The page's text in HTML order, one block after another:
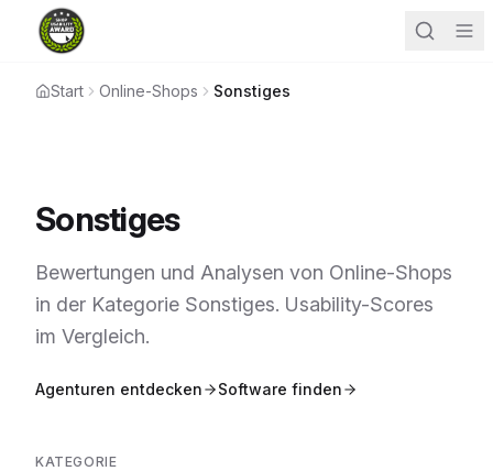
Start Online-Shops Sonstiges
Sonstiges
Bewertungen und Analysen von Online-Shops
in der Kategorie Sonstiges. Usability-Scores
im Vergleich.
Agenturen entdecken Software finden
KATEGORIE